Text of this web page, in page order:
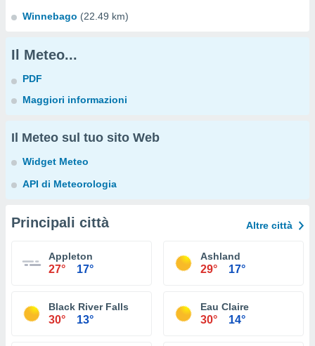
Winnebago (22.49 km)
Il Meteo...
PDF
Maggiori informazioni
Il Meteo sul tuo sito Web
Widget Meteo
API di Meteorologia
Principali città Altre città
Appleton
27° 17°
Ashland
29° 17°
Black River Falls
30° 13°
Eau Claire
30° 14°